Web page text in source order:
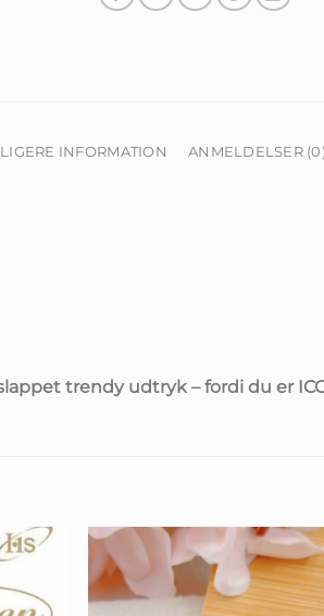
INFORMATION ANMELDELSER (0)
trendy udtryk – fordi du er